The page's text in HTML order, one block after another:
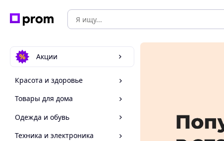
Акции
Красота и здоровье
Товары для дома
Одежда и обувь
Техника и электроника